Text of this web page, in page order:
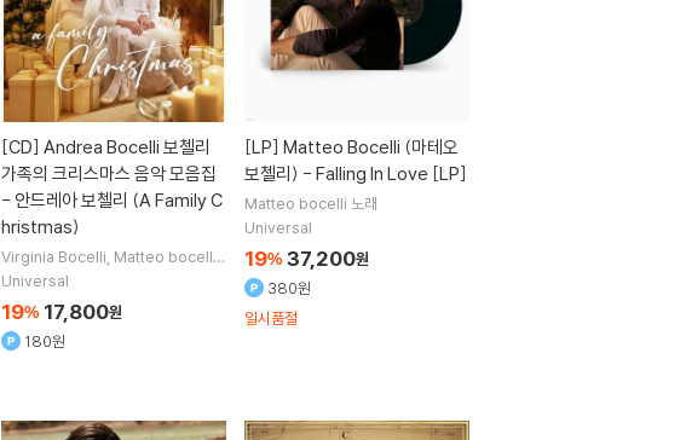
[CD] Andrea Bocelli 보첼리
가족의 크리스마스 음악 모음집
- 안드레아 보첼리 (A Family C
hristmas)
Virginia Bocelli Matteo bocelli
Andrea Bocelli
Universal
19% 17,800원
180원
[LP] Matteo Bocelli (마테오
보첼리) - Falling In Love [LP]
Matteo bocelli 노래
Universal
19% 37,200원
380원
일시품절